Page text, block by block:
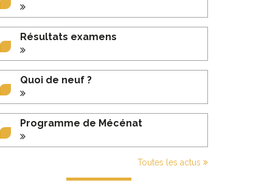
Résultats examens
Quoi de neuf ?
Programme de Mécénat
Toutes les actus